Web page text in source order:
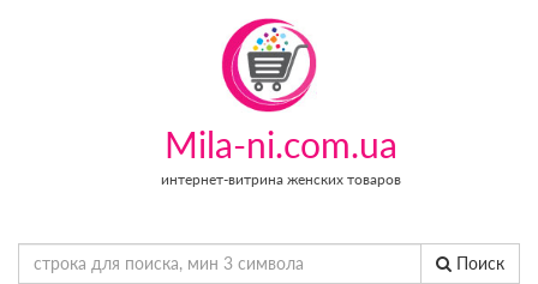
Mila-ni.com.ua
интернет-витрина женских товаров
Поиск